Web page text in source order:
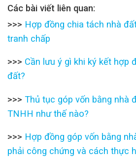
Các bài viết liên quan:
>>> Hợp đồng chia tách nhà
tranh chấp
>>> Cần lưu ý gì khi ký kết hợp
đất?
>>> Thủ tục góp vốn bằng nhà
TNHH như thế nào?
>>> Hợp đồng góp vốn bằng
phải công chứng và cách thực